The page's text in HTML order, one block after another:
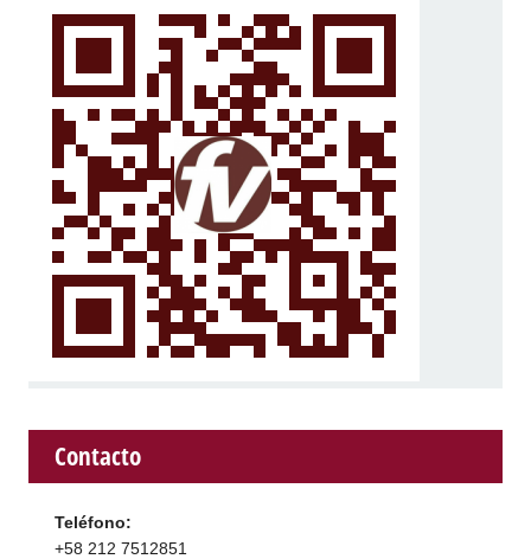
Contacto
Teléfono:
+58 212 7512851